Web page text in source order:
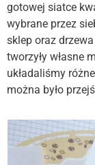
gotowej siatce
wybrane przez
sklep oraz
tworzyły własne
układaliśmy
można było